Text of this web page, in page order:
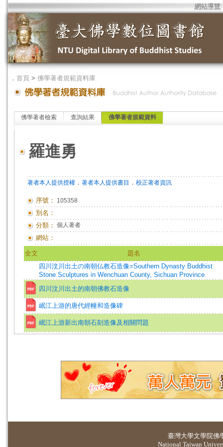
網站導覽
． 首頁 > 佛學著者規範資料庫
佛學著者檢索 查詢結果 佛學著者規範資料
羅進勇
著者本人提供授權 ． 著者本人提供書目 ． 校正著者資訊
序號： 105358
別名：
分類： 個人著者
網站：
全文
題名
四川汶川出土の南朝仏教石造像=Southern Dynasty Buddhist
Stone Sculptures in Wenchuan County, Sichuan Province
四川汶川出土的南朝佛教石造像
岷江上游的唐代經幢和造像碑
岷江上游新出南朝石刻造像及相關問題
臺灣大學文學院佛
National Taiwan